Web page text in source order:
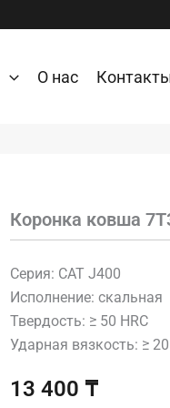
О нас
Коронка ковша
Серия: CAT J400
Исполнение: скальная
Твердость: ≥ 50 HRC
Ударная вязкость: ≥
13 400 ₸
Количество
ковша
7T3402RC
J400
скальная